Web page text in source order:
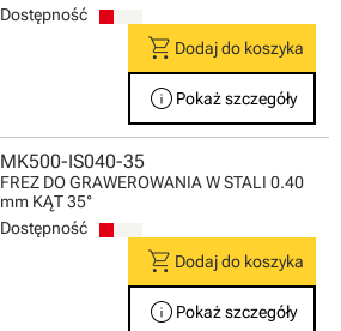
Dostępność
shopping_cart Dodaj do koszyka
info Pokaż szczegóły
MK500-IS040-35
FREZ DO GRAWEROWANIA W STALI 0.40
mm KĄT 35°
Dostępność
shopping_cart Dodaj do koszyka
info Pokaż szczegóły